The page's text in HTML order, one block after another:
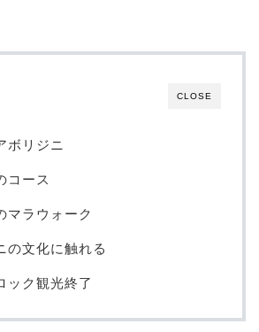
CLOSE
ボリジニ
コース
マラウォーク
の文化に触れる
ック観光終了